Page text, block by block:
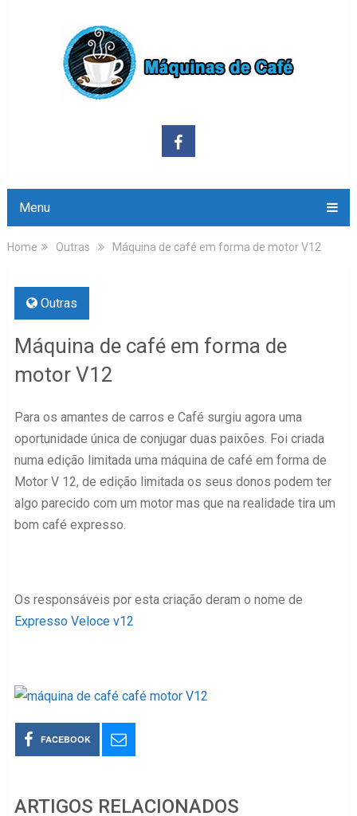
Menu
Home Outras Máquina de café em forma de motor V12
Outras
Máquina de café em forma de
motor V12
Para os amantes de carros e Café surgiu agora uma
oportunidade única de conjugar duas paixões. Foi criada
numa edição limitada uma máquina de café em forma de
Motor V 12, de edição limitada os seus donos podem ter
algo parecido com um motor mas que na realidade tira um
bom café expresso.
Os responsáveis por esta criação deram o nome de
Expresso Veloce v12
FACEBOOK
ARTIGOS RELACIONADOS